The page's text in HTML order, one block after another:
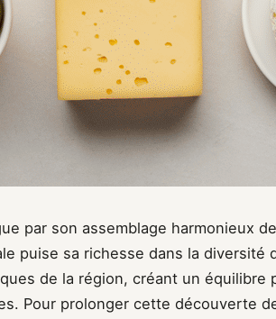
par son assemblage harmonieux
puise sa richesse dans la diversité
de la région, créant un équilibre
Pour prolonger cette découverte